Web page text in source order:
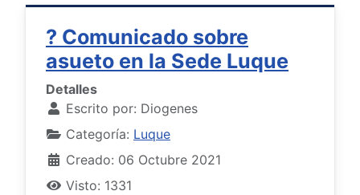
? Comunicado sobre
asueto en la Sede Luque
Detalles
Escrito por: Diogenes
Categoría: Luque
Creado: 06 Octubre 2021
Visto: 1331